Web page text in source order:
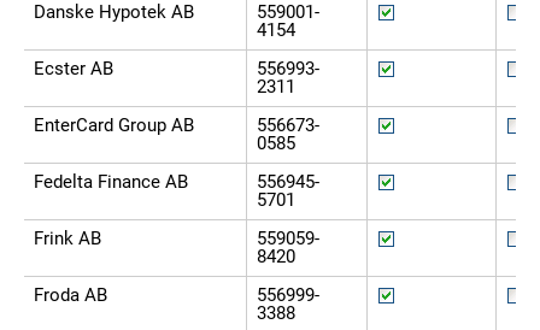
Danske Hypotek AB
559001-
4154
Ecster AB
556993-
2311
EnterCard Group AB
556673-
0585
Fedelta Finance AB
556945-
5701
Frink AB
559059-
8420
Froda AB
556999-
3388